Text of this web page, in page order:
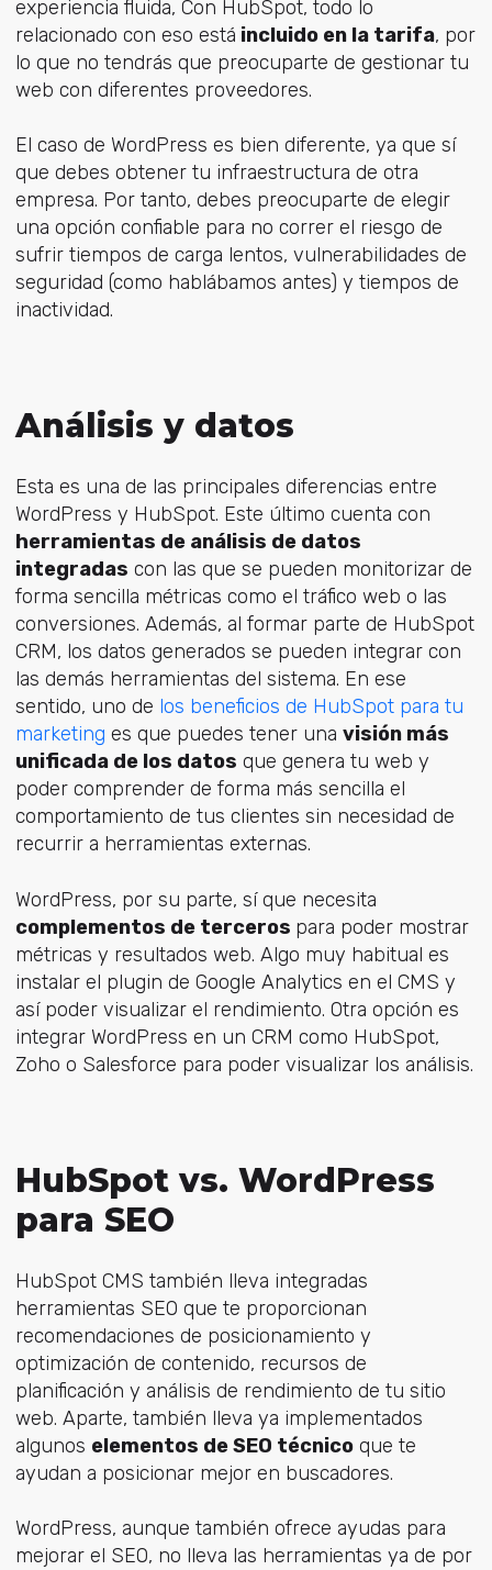
experiencia fluida, Con HubSpot, todo lo
relacionado con eso está incluido en la tarifa, por
lo que no tendrás que preocuparte de gestionar tu
web con diferentes proveedores.
El caso de WordPress es bien diferente, ya que sí
que debes obtener tu infraestructura de otra
empresa. Por tanto, debes preocuparte de elegir
una opción confiable para no correr el riesgo de
sufrir tiempos de carga lentos, vulnerabilidades de
seguridad (como hablábamos antes) y tiempos de
inactividad.
Análisis y datos
Esta es una de las principales diferencias entre
WordPress y HubSpot. Este último cuenta con
herramientas de análisis de datos
integradas con las que se pueden monitorizar de
forma sencilla métricas como el tráfico web o las
conversiones. Además, al formar parte de HubSpot
CRM, los datos generados se pueden integrar con
las demás herramientas del sistema. En ese
sentido, uno de los beneficios de HubSpot para tu
marketing es que puedes tener una visión más
unificada de los datos que genera tu web y
poder comprender de forma más sencilla el
comportamiento de tus clientes sin necesidad de
recurrir a herramientas externas.
WordPress, por su parte, sí que necesita
complementos de terceros para poder mostrar
métricas y resultados web. Algo muy habitual es
instalar el plugin de Google Analytics en el CMS y
así poder visualizar el rendimiento. Otra opción es
integrar WordPress en un CRM como HubSpot,
Zoho o Salesforce para poder visualizar los análisis.
HubSpot vs. WordPress
para SEO
HubSpot CMS también lleva integradas
herramientas SEO que te proporcionan
recomendaciones de posicionamiento y
optimización de contenido, recursos de
planificación y análisis de rendimiento de tu sitio
web. Aparte, también lleva ya implementados
algunos elementos de SEO técnicoque te
ayudan a posicionar mejor en buscadores.
WordPress, aunque también ofrece ayudas para
mejorar el SEO, no lleva las herramientas ya de por